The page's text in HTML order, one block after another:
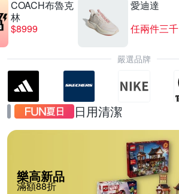
COACH布魯克
林
$8999
愛迪達
任兩件三千
嚴選品牌
日用清潔
樂高新品
滿額88折